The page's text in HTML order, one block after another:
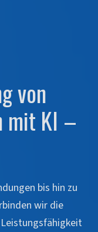
von
mit KI –
bis hin zu
wir die